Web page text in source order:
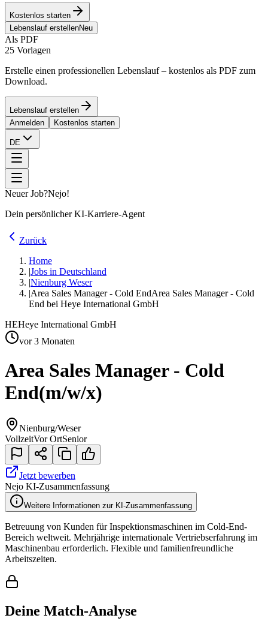
Kostenlos starten
Lebenslauf erstellenNeu
Als PDF
25 Vorlagen
Erstelle einen professionellen Lebenslauf – kostenlos als PDF zum
Download.
Lebenslauf erstellen
Anmelden
Kostenlos starten
DE
Neuer Job?Nejo!
Dein persönlicher KI-Karriere-Agent
Zurück
Home
|Jobs in Deutschland
|Nienburg Weser
|Area Sales Manager - Cold EndArea Sales Manager - Cold
End bei Heye International GmbH
HEHeye International GmbH
vor 3 Monaten
Area Sales Manager - Cold
End(m/w/x)
Nienburg/Weser
VollzeitVor OrtSenior
Jetzt bewerben
Nejo KI-Zusammenfassung
Weitere Informationen zur KI-Zusammenfassung
Betreuung von Kunden für Inspektionsmaschinen im Cold-End-
Bereich weltweit. Mehrjährige internationale Vertriebserfahrung im
Maschinenbau erforderlich. Flexible und familienfreundliche
Arbeitszeiten.
Deine Match-Analyse